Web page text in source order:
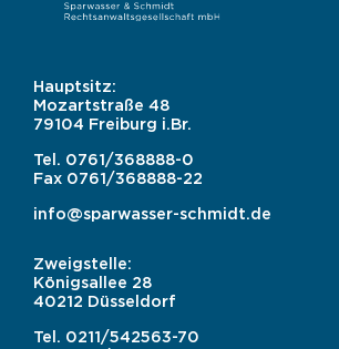
Hauptsitz:
Mozartstraße 48
79104 Freiburg i.Br.
Tel. 0761/368888-0
Fax 0761/368888-22
info@sparwasser-schmidt.de
Zweigstelle:
Königsallee 28
40212 Düsseldorf
Tel. 0211/542563-70